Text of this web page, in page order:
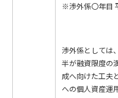
※渉外係〇年目
渉外係としては
半が融資限度の
成へ向けた工夫
への個人資産運